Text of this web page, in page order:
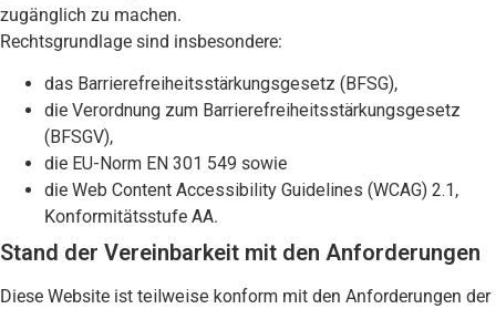
zugänglich zu machen.
Rechtsgrundlage sind insbesondere:
das Barrierefreiheitsstärkungsgesetz (BFSG),
die Verordnung zum Barrierefreiheitsstärkungsgesetz
(BFSGV),
die EU-Norm EN 301 549 sowie
die Web Content Accessibility Guidelines (WCAG) 2.1 ,
Konformitätsstufe AA.
Stand der Vereinbarkeit mit den Anforderungen
Diese Website ist teilweise konform mit den Anforderungen der